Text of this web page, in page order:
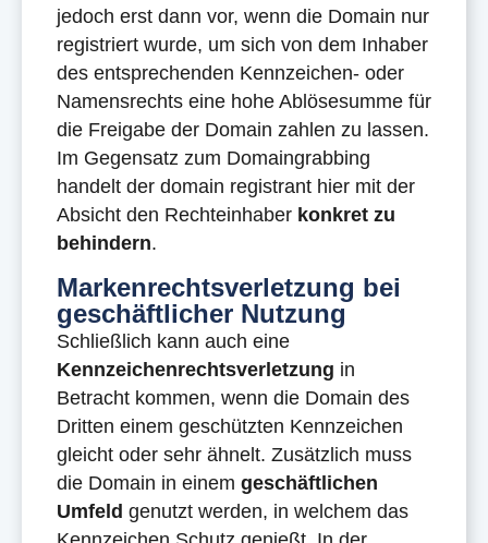
jedoch erst dann vor, wenn die Domain nur
registriert wurde, um sich von dem Inhaber
des entsprechenden Kennzeichen- oder
Namensrechts eine hohe Ablösesumme für
die Freigabe der Domain zahlen zu lassen.
Im Gegensatz zum Domaingrabbing
handelt der domain registrant hier mit der
Absicht den Rechteinhaber konkret zu
behindern.
Markenrechtsverletzung bei
geschäftlicher Nutzung
Schließlich kann auch eine
Kennzeichenrechtsverletzung in
Betracht kommen, wenn die Domain des
Dritten einem geschützten Kennzeichen
gleicht oder sehr ähnelt. Zusätzlich muss
die Domain in einem geschäftlichen
Umfeld genutzt werden, in welchem das